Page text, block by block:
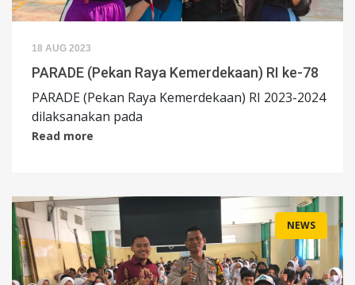
18 AUG 2023
PARADE (Pekan Raya Kemerdekaan) RI ke-78
PARADE (Pekan Raya Kemerdekaan) RI 2023-2024
dilaksanakan pada
Read more
NEWS